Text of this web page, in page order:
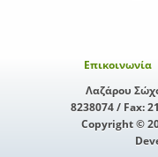
Επικοινωνία
Λαζάρου
8238074 / Fax:
Copyright ©